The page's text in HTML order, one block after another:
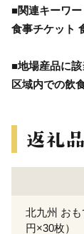
■関連キーワー
食事チケット
■地場産品に
区域内での飲
北九州 お
円×30枚）